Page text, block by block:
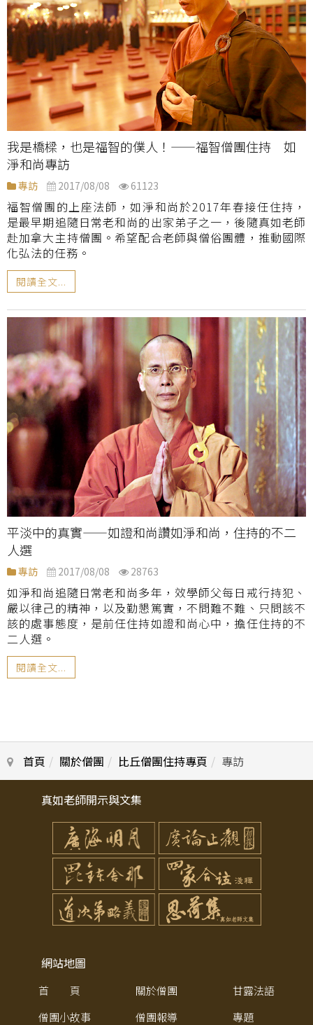
我是橋樑，也是福智的僕人！——福智僧團住持 如
淨和尚專訪
專訪 2017/08/08 61123
福智僧團的上座法師，如淨和尚於2017年春接任住持，
是最早期追隨日常老和尚的出家弟子之一，後隨真如老師
赴加拿大主持僧團。希望配合老師與僧俗團體，推動國際
化弘法的任務。
閱讀全文...
平淡中的真實——如證和尚讚如淨和尚，住持的不二
人選
專訪 2017/08/08 28763
如淨和尚追隨日常老和尚多年，效學師父每日戒行持犯、
嚴以律己的精神，以及勤懇篤實，不問難不難、只問該不
該的處事態度，是前任住持如證和尚心中，擔任住持的不
二人選。
閱讀全文...
首頁 關於僧團 比丘僧團住持專頁 專訪
真如老師開示與文集
網站地圖
首 頁 關於僧團
甘露法語
僧團小故事
僧團報導
專題